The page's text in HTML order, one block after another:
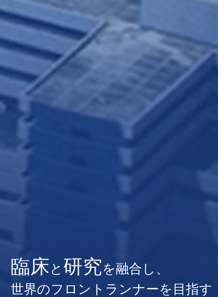
臨床
患者様
研究
教育
患者様
臨床と研究を融合し、
世界のフロントランナーを目指す
臨床 研究
世界のフロントランナーを目指す